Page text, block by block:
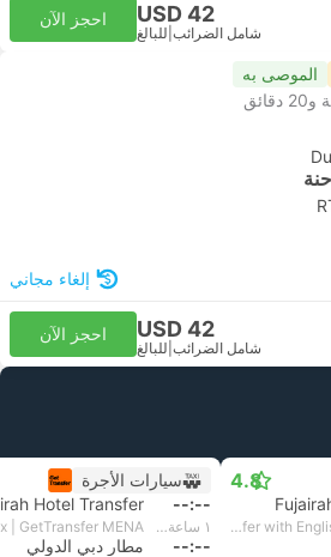
USD 42
شامل الضرائب للبالغ
احجز الآن
الموصى به
إلغاء مجاني
USD 42
شامل الضرائب للبالغ
احجز الآن
4.8
Standard 3pax | Daytrip private transfer with English speaking driver
سيارات الأجرة
--:--
Hotel Transfer
١ ساعة و‫30 دقائق
--:-- مطار دبي الدولي